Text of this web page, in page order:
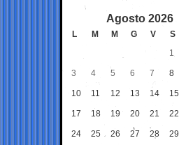
Agosto 2026
L M M G V S
1
3 4 5 6 7 8
10 11 12 13 14 15
17 18 19 20 21 22
24 25 26 27 28 29